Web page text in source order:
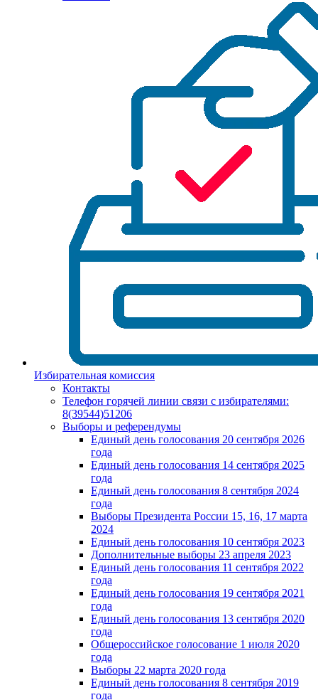
Избирательная комиссия
Контакты
Телефон горячей линии связи с избирателями:
8(39544)51206
Выборы и референдумы
Единый день голосования 20 сентября 2026
года
Единый день голосования 14 сентября 2025
года
Единый день голосования 8 сентября 2024
года
Выборы Президента России 15, 16, 17 марта
2024
Единый день голосования 10 сентября 2023
Дополнительные выборы 23 апреля 2023
Единый день голосования 11 сентября 2022
года
Единый день голосования 19 сентября 2021
года
Единый день голосования 13 сентября 2020
года
Общероссийское голосование 1 июля 2020
года
Выборы 22 марта 2020 года
Единый день голосования 8 сентября 2019
года